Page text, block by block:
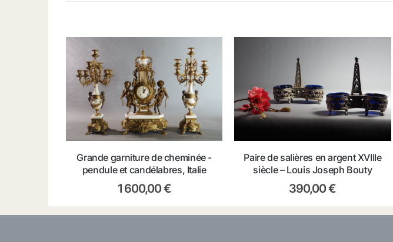
Grande garniture de cheminée -
pendule et candélabres, Italie
1 600,00€
Paire de salières en argent XVIIIe
siècle – Louis Joseph Bouty
390,00€